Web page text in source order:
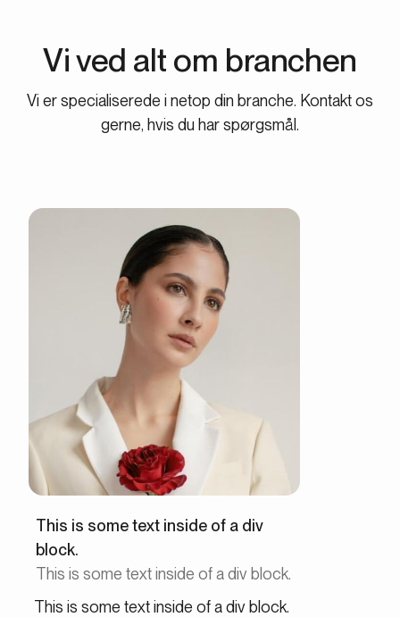
Vi ved alt om branchen
Vi er specialiserede i netop din branche. Kontakt os
gerne, hvis du har spørgsmål.
This is some text inside of a div
block.
This is some text inside of a div block.
This is some text inside of a div block.